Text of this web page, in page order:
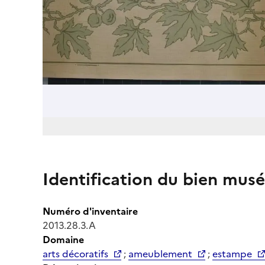
Identification du bien
Numéro d'inventaire
2013.28.3.A
Domaine
arts décoratifs
; ameublement ;estampe